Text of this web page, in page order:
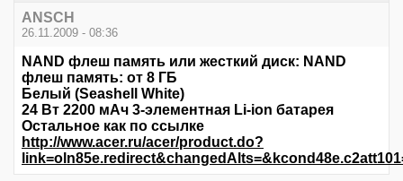
ANSCH
26.11.2009 - 08:36
NAND флеш память или жесткий диск: NAND
флеш память: от 8 ГБ
Белый (Seashell White)
24 Вт 2200 мАч 3-элементная Li-ion батарея
Остальное как по ссылке
http://www.acer.ru/acer/product.do?